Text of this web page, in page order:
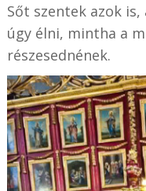
Sőt szentek azok
úgy élni, mintha a
részesednének.